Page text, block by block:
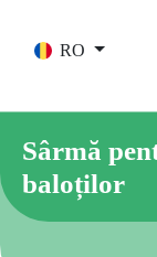
RO
Sârmă
baloților